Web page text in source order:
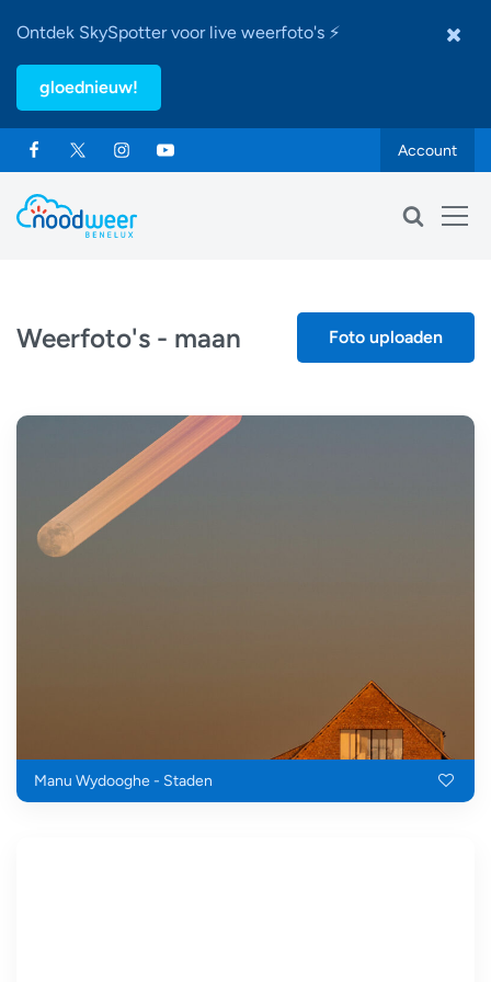
Ontdek SkySpotter voor live weerfoto's ⚡
gloednieuw!
Account
Weerfoto's - maan Foto uploaden
Manu Wydooghe - Staden